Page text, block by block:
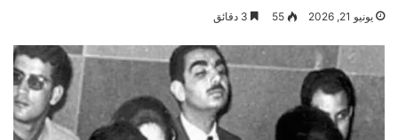
يونيو 21, 2026 55